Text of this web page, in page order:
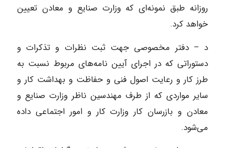
روزانه طبق نمونه‌ای که وزارت صنایع و معادن تعیین
خواهد کرد.
د – دفتر مخصوصی جهت ثبت نظرات و تذکرات و
دستوراتی که در اجرای آیین نامه‌های مربوط نسبت به
طرز کار و رعایت اصول فنی و حفاظت و بهداشت کار و
سایر مواردی که از طرف مهندسین ناظر وزارت صنایع و
معادن و بازرسان کار وزارت کار و امور اجتماعی داده
می‌شود.